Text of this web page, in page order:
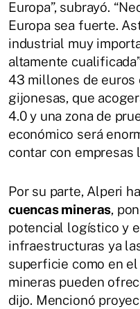
Europa”, subrayó.
Europa sea fuerte.
industrial muy
altamente
43 millones de euros
gijonesas, que
4.0 y una zona de
económico será
contar con empresas
Por su parte, Alperi
cuencas mineras,
potencial logístico y
infraestructuras ya
superficie como en
mineras pueden
dijo. Mencionó